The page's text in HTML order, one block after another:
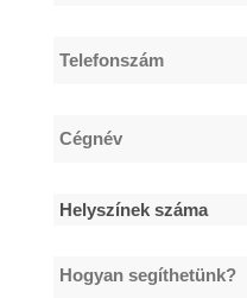
Telefonszám
Cégnév
Helyszínek
*Hogyan